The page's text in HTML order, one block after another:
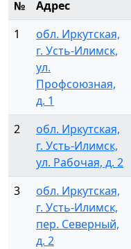
№ Адрес
1
обл. Иркутская,
г. Усть-Илимск,
ул.
Профсоюзная,
д. 1
2
обл. Иркутская,
г. Усть-Илимск,
ул. Рабочая, д. 2
3
обл. Иркутская,
г. Усть-Илимск,
пер. Северный,
д. 2